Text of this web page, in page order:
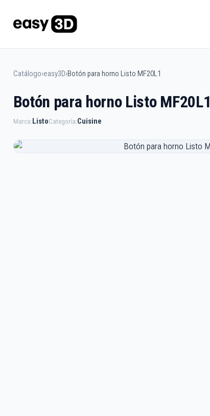
Catálogo›easy3D›Botón para horno Listo MF20L1
Botón para horno Listo MF20L1
Marca:ListoCategoría:Cuisine